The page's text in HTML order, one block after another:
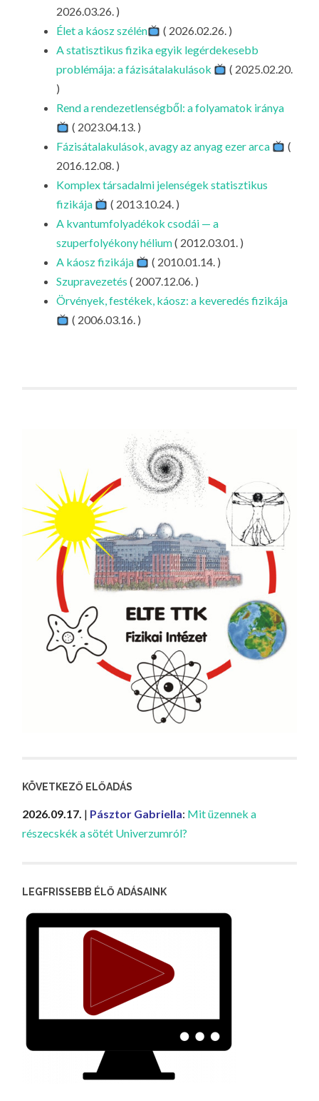
G
O
KI
2026.03.26. )
Élet a káosz szélén
( 2026.02.26. )
A statisztikus fizika egyik legérdekesebb
problémája: a fázisátalakulások
( 2025.02.20.
)
Rend a rendezetlenségből: a folyamatok iránya
( 2023.04.13. )
Fázisátalakulások, avagy az anyag ezer arca
(
2016.12.08. )
Komplex társadalmi jelenségek statisztikus
fizikája
( 2013.10.24. )
A kvantumfolyadékok csodái — a
szuperfolyékony hélium( 2012.03.01. )
A káosz fizikája
( 2010.01.14. )
Szupravezetés ( 2007.12.06. )
Örvények, festékek, káosz: a keveredés fizikája
( 2006.03.16. )
KÖVETKEZŐ ELŐADÁS
2026.09.17. | Pásztor Gabriella: Mit üzennek a
részecskék a sötét Univerzumról?
LEGFRISSEBB ÉLŐ ADÁSAINK